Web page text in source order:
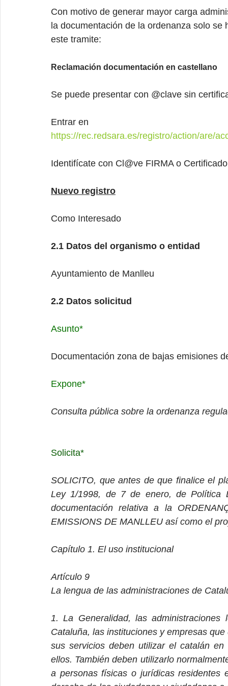
Con motivo de generar mayor carga
la documentación de la ordenanza solo
este tramite:
Reclamación documentación en castellano
Se puede presentar con @clave sin
Entrar en
https://rec.redsara.es/registro/action/are/
Identifícate con Cl@ve FIRMA o
Nuevo registro
Como Interesado
2.1 Datos del organismo o entidad
Ayuntamiento de Manlleu
2.2 Datos solicitud
Asunto*
Documentación zona de bajas emisiones
Expone*
Consulta pública sobre la ordenanza
Solicita*
SOLICITO, que antes de que finalice el
Ley 1/1998, de 7 de enero, de Política
documentación relativa a la
EMISSIONS DE MANLLEU así como el
Capítulo 1. El uso institucional
Artículo 9
La lengua de las administraciones de
1. La Generalidad, las
Cataluña, las instituciones y empresas
sus servicios deben utilizar el catalán
ellos. También deben utilizarlo
a personas físicas o jurídicas residentes